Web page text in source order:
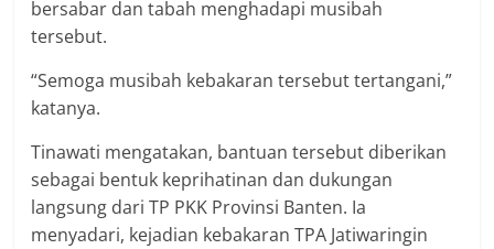
bersabar dan tabah menghadapi musibah
tersebut.
“Semoga musibah kebakaran tersebut tertangani,”
katanya.
Tinawati mengatakan, bantuan tersebut diberikan
sebagai bentuk keprihatinan dan dukungan
langsung dari TP PKK Provinsi Banten. Ia
menyadari, kejadian kebakaran TPA Jatiwaringin